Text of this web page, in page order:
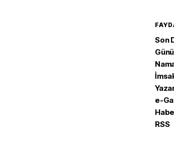
Son
e-
RSS